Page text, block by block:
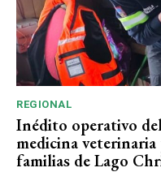
REGIONAL
Inédito operativo
medicina veterinaria
familias de Lago